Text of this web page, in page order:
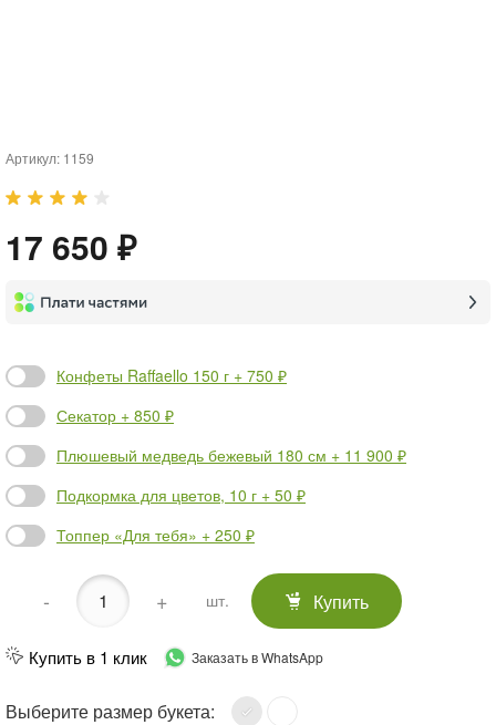
Артикул: 1159
17 650 ₽
Конфеты Raffaello 150 г + 750 ₽
Секатор + 850 ₽
Плюшевый медведь бежевый 180 см + 11 900 ₽
Подкормка для цветов, 10 г + 50 ₽
Топпер «Для тебя» + 250 ₽
- + шт. Купить
Купить в 1 клик Заказать в WhatsApp
Выберите размер букета: